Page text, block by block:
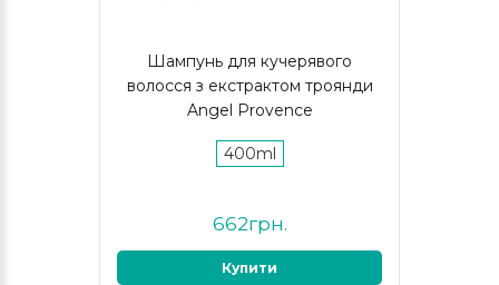
Шампунь для кучерявого
волосся з екстрактом троянди
Angel Provence
400ml
662грн.
Купити